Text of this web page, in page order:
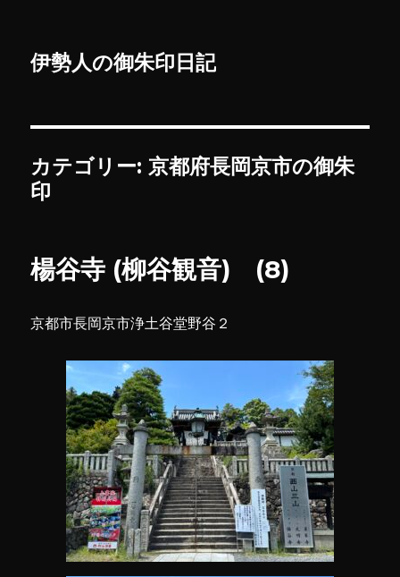
伊勢人の御朱印日記
カテゴリー: 京都府長岡京市の御朱
印
楊谷寺 (柳谷観音) (8)
京都市長岡京市浄土谷堂野谷２